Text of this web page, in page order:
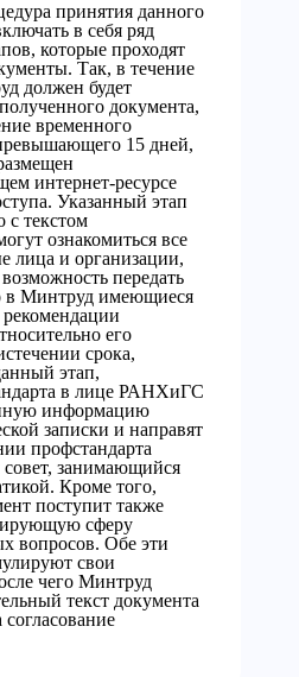
принятия данного
в себя ряд
которые проходят
Так, в течение
должен будет
документа,
временного
15 дней,
интернет-ресурсе
Указанный этап
с текстом
ознакомиться все
лица и организации,
передать
в Минтруд имеющиеся
его
срока,
этап,
в лице РАНХиГС
информацию
записки и направят
профстандарта
занимающийся
Кроме того,
поступит также
сферу
вопросов. Обе эти
свои
чего Минтруд
текст документа
согласование